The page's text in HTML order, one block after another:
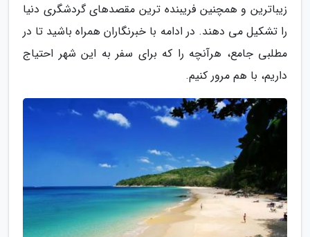
زیباترین و همچنین فریبنده ترین مقصدهای گردشگری دنیا
را تشکیل می دهند. در ادامه با خبرنگاران همراه باشید تا در
مطلبی جامع، هرآنچه را که برای سفر به این شهر احتیاج
داریم، با هم مرور کنیم.